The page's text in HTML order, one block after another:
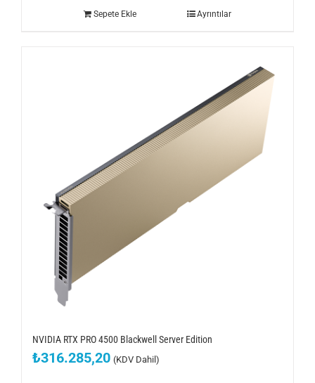
Sepete Ekle Ayrıntılar
NVIDIA RTX PRO 4500 Blackwell Server Edition
₺316.285,20 (KDV Dahil)